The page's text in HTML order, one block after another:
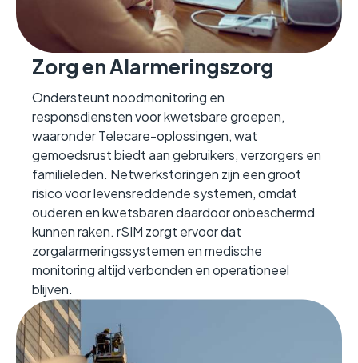
Zorg en Alarmeringszorg
Ondersteunt noodmonitoring en
responsdiensten voor kwetsbare groepen,
waaronder Telecare-oplossingen, wat
gemoedsrust biedt aan gebruikers, verzorgers en
familieleden. Netwerkstoringen zijn een groot
risico voor levensreddende systemen, omdat
ouderen en kwetsbaren daardoor onbeschermd
kunnen raken. rSIM zorgt ervoor dat
zorgalarmeringssystemen en medische
monitoring altijd verbonden en operationeel
blijven.